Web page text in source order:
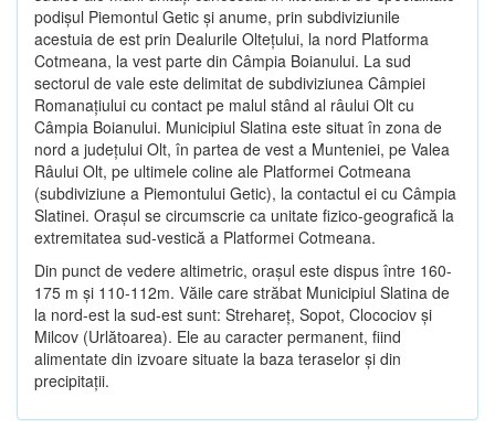
podişul Piemontul Getic şi anume, prin subdiviziunile
acestuia de est prin Dealurile Olteţului, la nord Platforma
Cotmeana, la vest parte din Câmpia Boianului. La sud
sectorul de vale este delimitat de subdiviziunea Câmpiei
Romanaţiului cu contact pe malul stând al râului Olt cu
Câmpia Boianului. Municipiul Slatina este situat în zona de
nord a judeţului Olt, în partea de vest a Munteniei, pe Valea
Râului Olt, pe ultimele coline ale Platformei Cotmeana
(subdiviziune a Piemontului Getic), la contactul ei cu Câmpia
Slatinei. Oraşul se circumscrie ca unitate fizico-geografică la
extremitatea sud-vestică a Platformei Cotmeana.
Din punct de vedere altimetric, oraşul este dispus între 160-
175 m şi 110-112m. Văile care străbat Municipiul Slatina de
la nord-est la sud-est sunt: Strehareţ, Sopot, Clocociov şi
Milcov (Urlătoarea). Ele au caracter permanent, fiind
alimentate din izvoare situate la baza teraselor şi din
precipitaţii.